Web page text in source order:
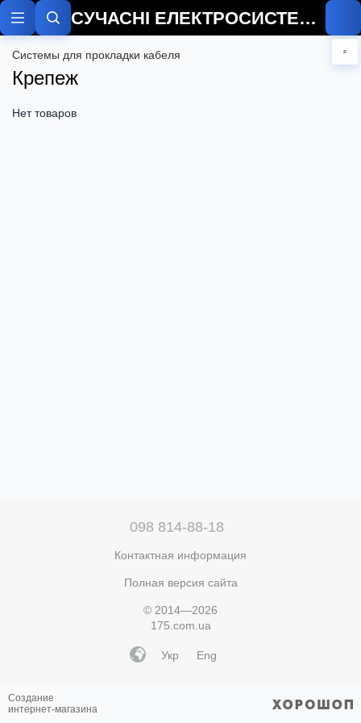
Системы для прокладки кабеля
Крепеж
Нет товаров
098 814-88-18
Контактная информация
Полная версия сайта
© 2014—2026
175.com.ua
Укр Eng
Создание
интернет-магазина
СУЧАСНІ ЕЛЕКТРОСИСТЕМИ